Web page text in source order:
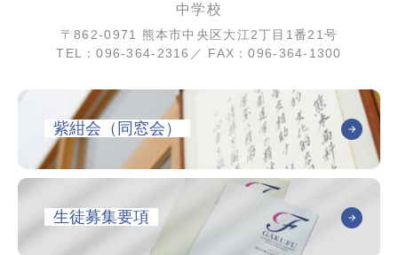
中学校
〒862-0971 熊本市中央区大江2丁目1番21号
TEL：096-364-2316／ FAX：096-364-1300
紫紺会（同窓会）
生徒募集要項